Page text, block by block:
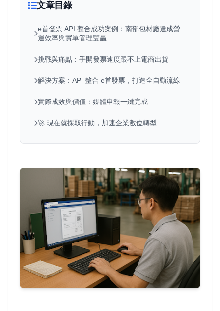
文章目錄
e首發票 API 整合成功案例：南部包材廠達成營
運效率與實單管理雙贏
挑戰與痛點：手開發票速度跟不上電商出貨
解決方案：API 整合 e首發票，打造全自動流線
實際成效與價值：媒體申報一鍵完成
🚀 現在就採取行動，加速企業數位轉型